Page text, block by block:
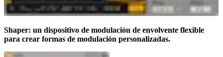
Shaper: un dispositivo de modulación de envolvente flexible
para crear formas de modulación personalizadas.